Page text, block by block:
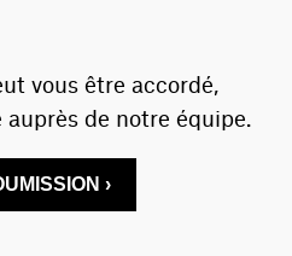
vous être accordé,
de notre équipe.
›